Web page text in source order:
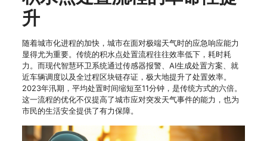
升
随着城市化进程的加快，城市在面对极端天气时的应急响应能力
显得尤为重要。传统的积水点处置流程往往效率低下，耗时耗
力。而现代智慧环卫系统通过传感器报警、AI生成处置方案、就
近车辆调度以及全过程区块链存证，极大地提升了处置效率。
2023年汛期，平均处置时间缩短至11分钟，是传统方式的六倍。
这一流程的优化不仅提高了城市应对突发天气事件的能力，也为
市民的生活安全提供了有力保障。